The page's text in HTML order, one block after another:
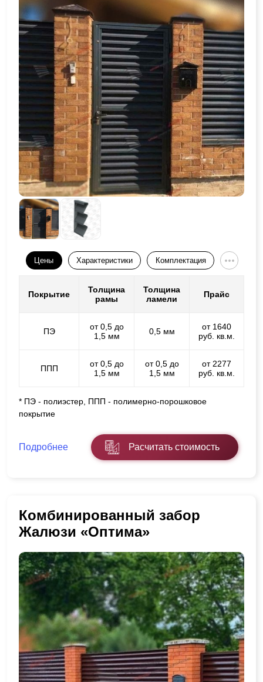
Цены Характеристики Комплектация
Покрытие
Толщина
рамы
Толщина
ламели
Прайс
ПЭ
от 0,5 до
1,5 мм
0,5 мм
от 1640
руб. кв.м.
ППП
от 0,5 до
1,5 мм
от 0,5 до
1,5 мм
от 2277
руб. кв.м.
* ПЭ - полиэстер, ППП - полимерно-порошковое
покрытие
Подробнее Расчитать стоимость
Комбинированный забор
Жалюзи «Оптима»